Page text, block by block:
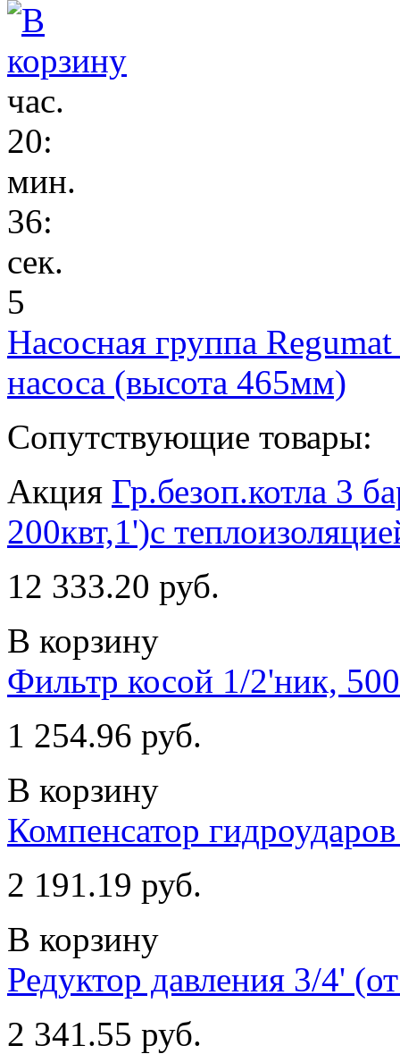
час.
20:
мин.
36:
сек.
5
Насосная группа
насоса (высота 465мм)
Сопутствующие товары:
Акция Гр.безоп.котла 3
200квт,1')с
12 333.20 руб.
В корзину
Фильтр косой 1/2'ник,
1 254.96 руб.
В корзину
Компенсатор
2 191.19 руб.
В корзину
Редуктор давления 3/4'
2 341.55 руб.